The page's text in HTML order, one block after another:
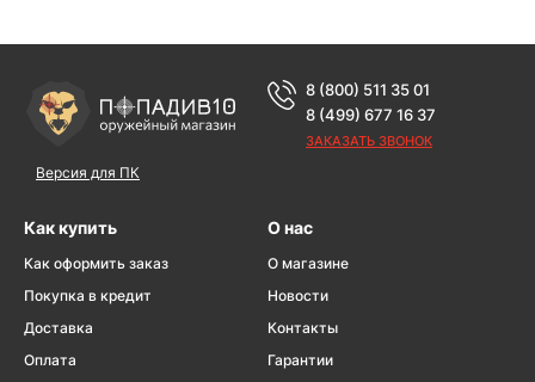
Версия для ПК
8 (800) 511 35 01
8 (499) 677 16 37
ЗАКАЗАТЬ ЗВОНОК
Как купить
Как оформить заказ
Покупка в кредит
Доставка
Оплата
О нас
О магазине
Новости
Контакты
Гарантии